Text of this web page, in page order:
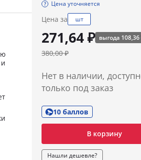
Цена уточняется
Цена за шт
271,64 ₽ выгода 108,36
380,00 ₽
Нет в наличии,
только под заказ
10 баллов
В корзину
Нашли дешевле?